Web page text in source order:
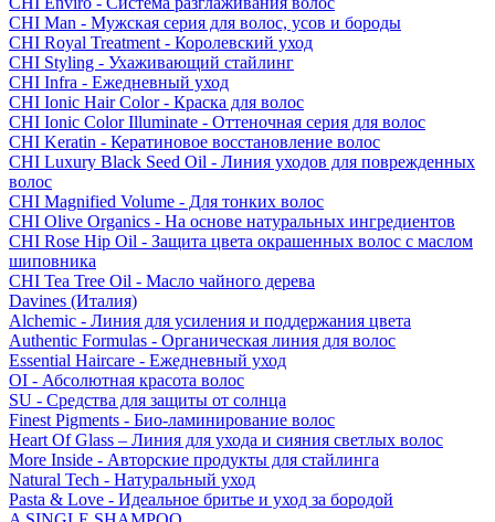
CHI Man - Мужская серия для волос, усов и бороды
CHI Royal Treatment - Королевский уход
CHI Styling - Ухаживающий стайлинг
CHI Infra - Ежедневный уход
CHI Ionic Hair Color - Краска для волос
CHI Ionic Color Illuminate - Оттеночная серия для волос
CHI Keratin - Кератиновое восстановление волос
CHI Luxury Black Seed Oil - Линия уходов для поврежденных
волос
CHI Magnified Volume - Для тонких волос
CHI Olive Organics - На основе натуральных ингредиентов
CHI Rose Hip Oil - Защита цвета окрашенных волос с маслом
шиповника
CHI Tea Tree Oil - Масло чайного дерева
Davines (Италия)
Alchemic - Линия для усиления и поддержания цвета
Authentic Formulas - Органическая линия для волос
Essential Haircare - Eжедневный уход
OI - Абсолютная красота волос
SU - Средства для защиты от солнца
Finest Pigments - Био-ламинирование волос
Heart Of Glass – Линия для ухода и сияния светлых волос
More Inside - Авторские продукты для стайлинга
Natural Tech - Натуральный уход
Pasta & Love - Идеальное бритье и уход за бородой